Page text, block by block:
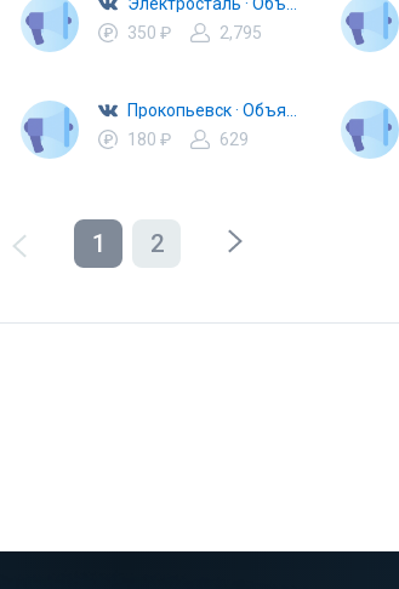
350 ₽
2,795
180 ₽
629
1 2